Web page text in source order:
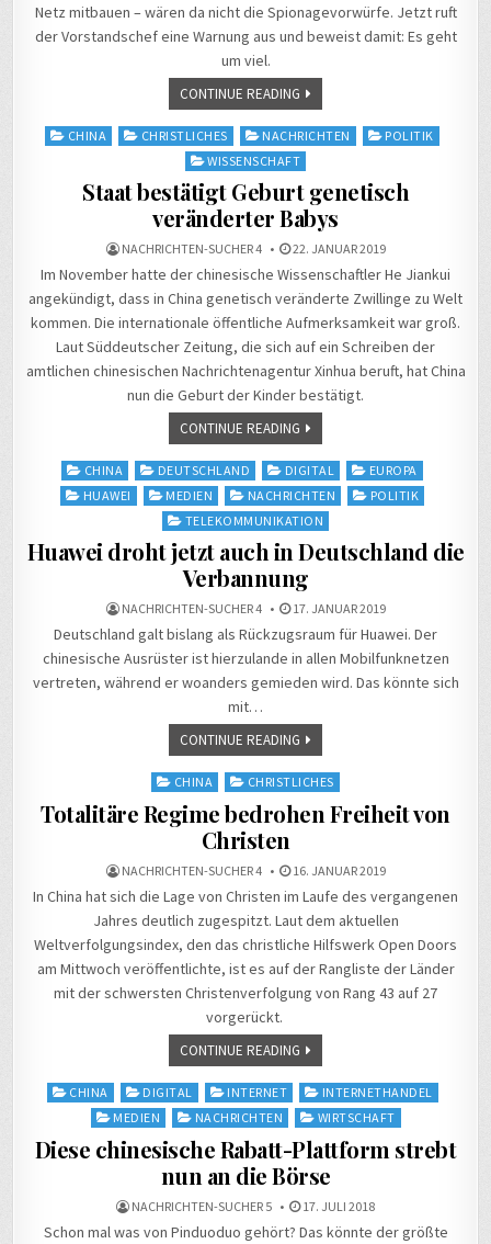
Netz mitbauen – wären da nicht die Spionagevorwürfe. Jetzt ruft
der Vorstandschef eine Warnung aus und beweist damit: Es geht
um viel.
CONTINUE READING
Posted
CHINA CHRISTLICHES NACHRICHTEN
POLITIK
WISSENSCHAFT
Staat bestätigt Geburt genetisch
veränderter Babys
NACHRICHTEN-SUCHER 4 22. JANUAR 2019
Im November hatte der chinesische Wissenschaftler He Jiankui
angekündigt, dass in China genetisch veränderte Zwillinge zu Welt
kommen. Die internationale öffentliche Aufmerksamkeit war groß.
Laut Süddeutscher Zeitung, die sich auf ein Schreiben der
amtlichen chinesischen Nachrichtenagentur Xinhua beruft, hat China
nun die Geburt der Kinder bestätigt.
CONTINUE READING
Posted
in
CHINA DEUTSCHLAND DIGITAL
EUROPA
HUAWEI
MEDIEN NACHRICHTEN
POLITIK
TELEKOMMUNIKATION
Huawei droht jetzt auch in Deutschland die
Verbannung
NACHRICHTEN-SUCHER 4 17. JANUAR 2019
Deutschland galt bislang als Rückzugsraum für Huawei. Der
chinesische Ausrüster ist hierzulande in allen Mobilfunknetzen
vertreten, während er woanders gemieden wird. Das könnte sich
mit…
CONTINUE READING
Posted
in
CHINA CHRISTLICHES
Totalitäre Regime bedrohen Freiheit von
Christen
NACHRICHTEN-SUCHER 4 16. JANUAR 2019
In China hat sich die Lage von Christen im Laufe des vergangenen
Jahres deutlich zugespitzt. Laut dem aktuellen
Weltverfolgungsindex, den das christliche Hilfswerk Open Doors
am Mittwoch veröffentlichte, ist es auf der Rangliste der Länder
mit der schwersten Christenverfolgung von Rang 43 auf 27
vorgerückt.
CONTINUE READING
Posted
CHINA DIGITAL INTERNET
INTERNETHANDEL
MEDIEN
NACHRICHTEN WIRTSCHAFT
Diese chinesische Rabatt-Plattform strebt
nun an die Börse
NACHRICHTEN-SUCHER 5 17. JULI 2018
Schon mal was von Pinduoduo gehört? Das könnte der größte